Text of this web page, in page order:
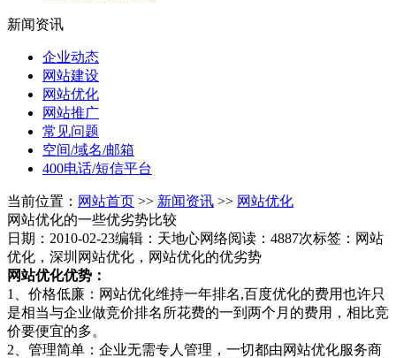
新闻资讯
企业动态
网站建设
网站优化
网站推广
常见问题
空间/域名/邮箱
400电话/短信平台
当前位置： 网站首页 >> 新闻资讯 >> 网站优化
网站优化的一些优劣势比较
日期：2010-02-23编辑：天地心网络阅读：4887次标签：网站
优化，深圳网站优化，网站优化的优劣势
网站优化优势：
1、价格低廉：网站优化维持一年排名,百度优化的费用也许只
是相当与企业做竞价排名所花费的一到两个月的费用，相比竞
价要便宜的多。
2、管理简单：企业无需专人管理，一切都由网站优化服务商